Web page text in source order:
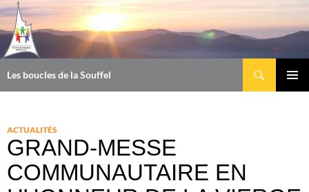
Aller
contenu
Les boucles de la Souffel
ACTUALITÉS
GRAND-MESSE
COMMUNAUTAIRE EN